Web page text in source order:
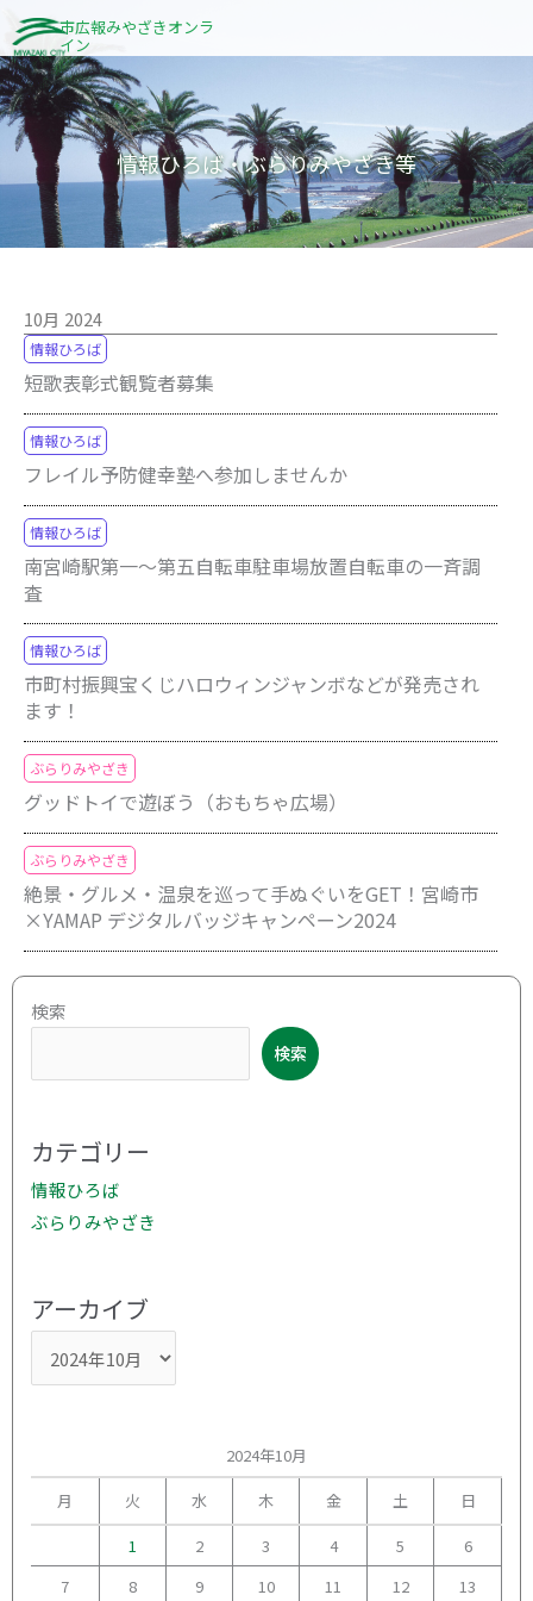
容
を
ス
キ
市広報みやざきオンラ
イン
情報ひろば・ぶらりみやざき等
10月 2024
情報ひろば
短歌表彰式観覧者募集
情報ひろば
フレイル予防健幸塾へ参加しませんか
情報ひろば
南宮崎駅第一～第五自転車駐車場放置自転車の一斉調
査
情報ひろば
市町村振興宝くじハロウィンジャンボなどが発売され
ます！
ぶらりみやざき
グッドトイで遊ぼう（おもちゃ広場）
ぶらりみやざき
絶景・グルメ・温泉を巡って手ぬぐいをGET！宮崎市
×YAMAP デジタルバッジキャンペーン2024
検索
検索
カテゴリー
情報ひろば
ぶらりみやざき
アーカイブ
ア
カ
ブ
2024年10月
月
火 水 木 金 土
日
1
2 3 4 5
6
7
8 9 10 11 12 13